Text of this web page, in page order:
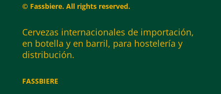
© Fassbiere. All rights reserved.
Cervezas internacionales de importación,
en botella y en barril, para hostelería y
distribución.
FASSBIERE